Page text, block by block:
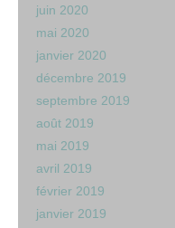
juin 2020
mai 2020
janvier 2020
décembre 2019
septembre 2019
août 2019
mai 2019
avril 2019
février 2019
janvier 2019